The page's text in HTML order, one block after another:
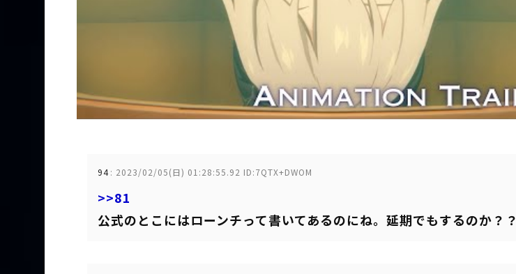
94: 2023/02/05(日) 01:28:55.92 ID:7QTX+DWOM
>>81
公式のとこにはローンチって書いてあるのにね。延期でもするのか？？